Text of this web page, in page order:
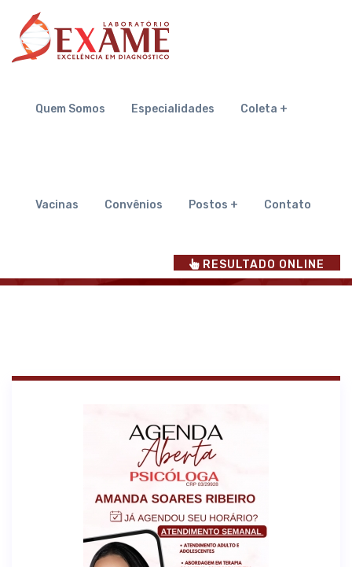
Quem Somos Especialidades Coleta +
Vacinas Convênios Postos + Contato
RESULTADO ONLINE
Quem Somos